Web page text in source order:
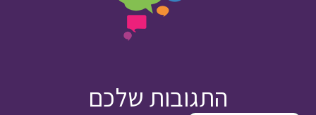
התגובות שלכם